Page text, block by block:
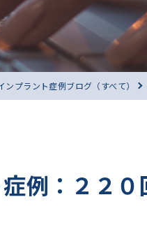
ンプラント症例ブログ（すべて）
例：２２０